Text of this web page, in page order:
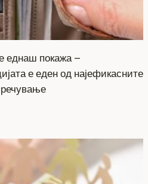
еднаш покажа –
е еден од најефикасните